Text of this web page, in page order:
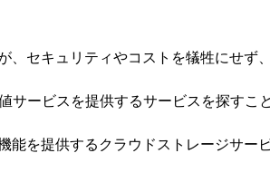
、セキュリティやコストを犠牲にせず
サービスを提供するサービスを探すこ
能を提供するクラウドストレージサー